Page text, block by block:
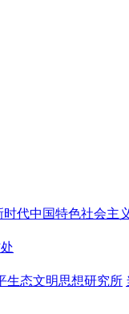
代中国特色社会主
生态文明思想研究所